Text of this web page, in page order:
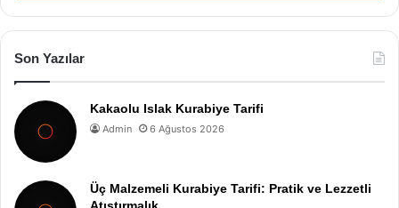
Son Yazılar
Kakaolu Islak Kurabiye Tarifi
Admin 6 Ağustos 2026
Üç Malzemeli Kurabiye Tarifi: Pratik ve Lezzetli